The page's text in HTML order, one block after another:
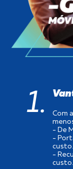
1.
Com
- De
-
custo.
-
custo.